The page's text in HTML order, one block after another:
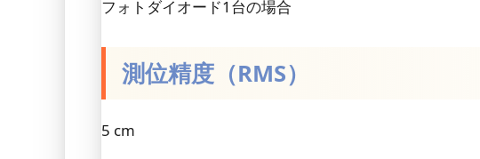
フォトダイオード1台の場合
測位精度（RMS）
5 cm